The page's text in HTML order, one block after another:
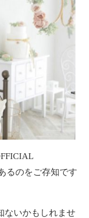
るのをご存知です
ないかもしれませ